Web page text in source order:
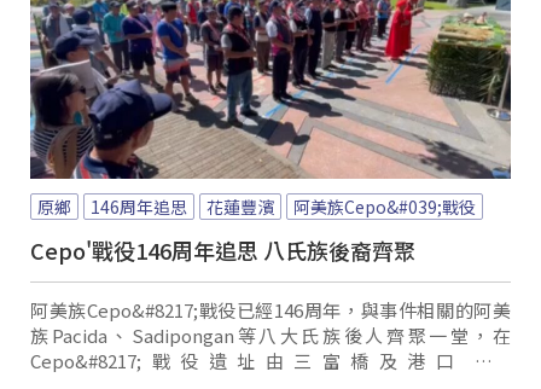
原鄉 146周年追思 花蓮豐濱 阿美族Cepo&#039;戰役
Cepo'戰役146周年追思 八氏族後裔齊聚
阿美族Cepo&#8217;戰役已經146周年，與事件相關的阿美
族Pacida、Sadipongan等八大氏族後人齊聚一堂，在
Cepo&#8217;戰役遺址由三富橋及港口部落